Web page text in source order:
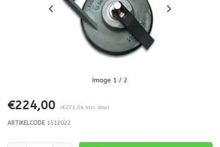
Image 1 / 2
€224,00 (€271,04 Incl. btw)
ARTIKELCODE1512022